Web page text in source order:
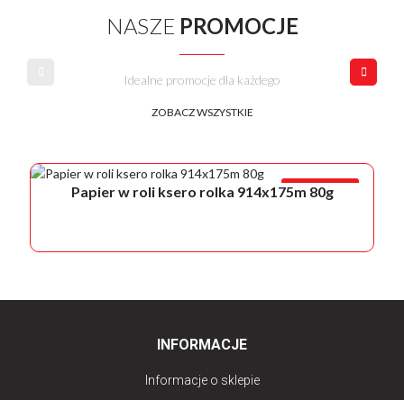
NASZE PROMOCJE
Idealne promocje dla każdego
ZOBACZ WSZYSTKIE
PROMOCJA!
Papier w roli ksero rolka 914x175m 80g
INFORMACJE
Informacje o sklepie